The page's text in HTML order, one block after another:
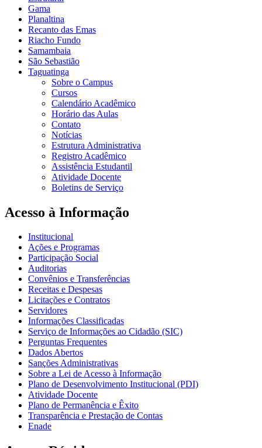
Gama
Planaltina
Recanto das Emas
Riacho Fundo
Samambaia
São Sebastião
Taguatinga
Sobre o Campus
Cursos
Calendário Acadêmico
Horário das Aulas
Contato
Notícias
Estrutura Administrativa
Registro Acadêmico
Assistência Estudantil
Atividade Docente
Boletins de Serviço
Acesso à Informação
Institucional
Ações e Programas
Participação Social
Auditorias
Convênios e Transferências
Receitas e Despesas
Licitações e Contratos
Servidores
Informações Classificadas
Serviço de Informações ao Cidadão (SIC)
Perguntas Frequentes
Dados Abertos
Sanções Administrativas
Sobre a Lei de Acesso à Informação
Plano de Desenvolvimento Institucional (PDI)
Atividade Docente
Plano de Permanência e Êxito
Transparência e Prestação de Contas
Enade